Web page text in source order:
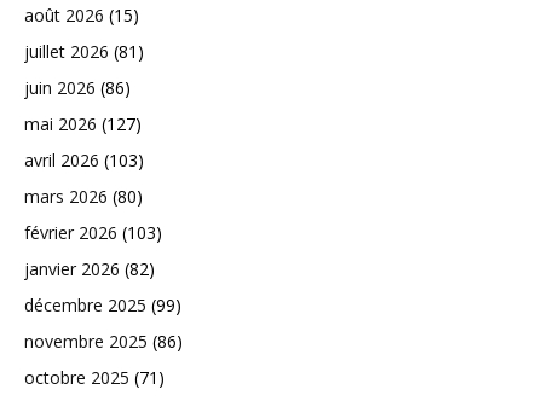
août 2026 (15)
juillet 2026 (81)
juin 2026 (86)
mai 2026 (127)
avril 2026 (103)
mars 2026 (80)
février 2026 (103)
janvier 2026 (82)
décembre 2025 (99)
novembre 2025 (86)
octobre 2025 (71)